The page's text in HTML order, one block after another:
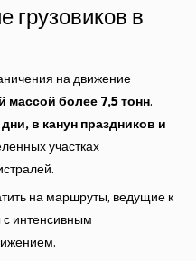
грузовиков в
на движение
массой более 7,5 тонн.
в канун праздников и
участках
на маршруты, ведущие к
интенсивным